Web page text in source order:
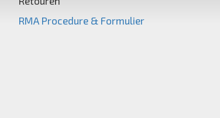
RMA Procedure & Formulier